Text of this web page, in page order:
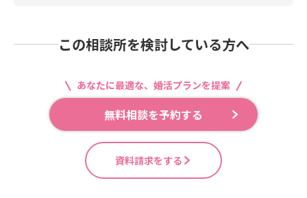
この相談所を検討している方へ
あなたに最適な、婚活プランを提案
無料相談を予約する
資料請求をする